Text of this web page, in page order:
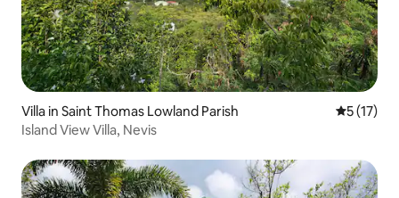
Villa in Saint Thomas Lowland Parish
5 (17)
Island View Villa, Nevis